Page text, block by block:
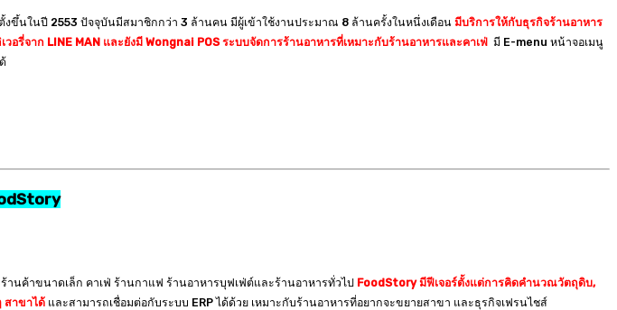
ขึ้นในปี 2553 ปัจจุบันมีสมาชิกกว่า 3 ล้านคน มีผู้เข้าใช้งานประมาณ 8 ล้านครั้งในหนึ่งเดือน มีบริการให้กับธุรกิจร้านอาหาร
รี่จาก LINE MAN และยังมี Wongnai POS ระบบจัดการร้านอาหารที่เหมาะกับร้านอาหารและคาเฟ่ มี E-menu หน้าจอเมนู
ค้าขนาดเล็ก คาเฟ่ ร้านกาแฟ ร้านอาหารบุฟเฟ่ต์และร้านอาหารทั่วไป FoodStory มีฟีเจอร์ตั้งแต่การคิดคำนวณวัตถุดิบ,
สาขาได้ และสามารถเชื่อมต่อกับระบบ ERP ได้ด้วย เหมาะกับร้านอาหารที่อยากจะขยายสาขา และธุรกิจเฟรนไชส์